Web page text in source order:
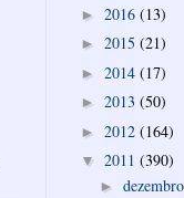
► 2016 (13)
► 2015 (21)
► 2014 (17)
► 2013 (50)
► 2012 (164)
▼ 2011 (390)
► dezembro